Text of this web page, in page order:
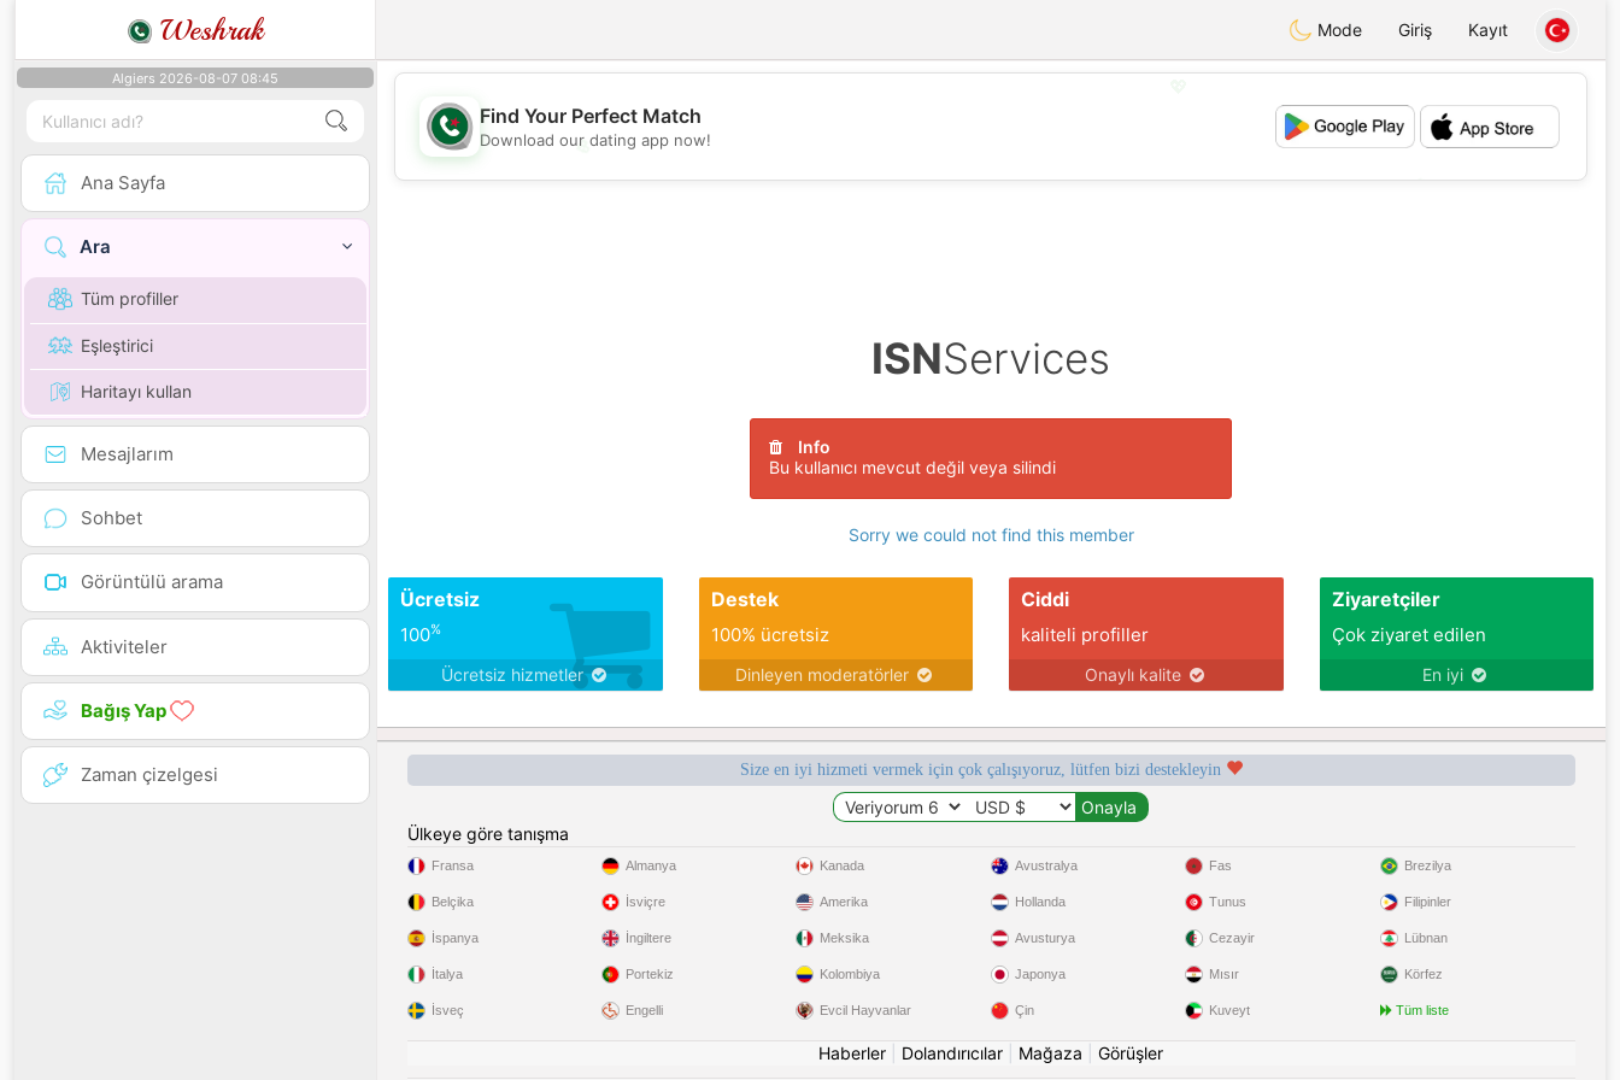
Weshrak Mode Giriş Kayıt
Algiers 2026-08-07 08:45
Ana Sayfa
Ara
Tüm profiller
Eşleştirici
Haritayı kullan
Mesajlarım
Sohbet
Görüntülü arama
Aktiviteler
Bağış Yap
Zaman çizelgesi
💖
💕
Find Your Perfect Match
Download our dating app now!
ISNServices
Info
Bu kullanıcı mevcut değil veya silindi
Sorry we could not find this member
Ücretsiz
100%
Ücretsiz hizmetler
Destek
100% ücretsiz
Dinleyen moderatörler
Ciddi
kaliteli profiller
Onaylı kalite
Ziyaretçiler
Çok ziyaret edilen
En iyi
Size en iyi hizmeti vermek için çok çalışıyoruz, lütfen bizi destekleyin
Ülkeye göre tanışma
Fransa
Belçika
İspanya
İtalya
İsveç
Almanya
İsviçre
İngiltere
Portekiz
Engelli
Kanada
Amerika
Meksika
Kolombiya
Evcil Hayvanlar
Avustralya
Hollanda
Avusturya
Japonya
Çin
Fas
Tunus
Cezayir
Mısır
Kuveyt
Brezilya
Filipinler
Lübnan
Körfez
Tüm liste
Haberler Dolandırıcılar Mağaza Görüşler